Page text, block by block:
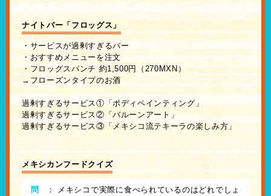
ナイトバー「フロッグス」
・サービスが過剰すぎるバー
・おすすめメニューを注文
・フロッグスパンチ 約1,500円（270MXN）
→フローズンタイプのお酒
過剰すぎるサービス①「ボディペインティング」
過剰すぎるサービス②「バルーンアート」
過剰すぎるサービス③「メキシコ流テキーラの楽しみ方」
メキシカンフードクイズ
問
：
メキシコで実際に食べられているのはどれでしょ